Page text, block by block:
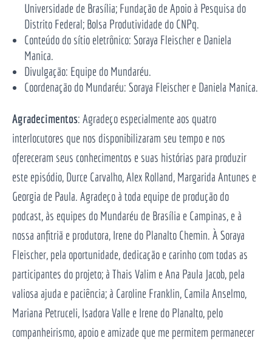
Universidade de Brasília; Fundação de Apoio à Pesquisa do
Distrito Federal; Bolsa Produtividade do CNPq.
Conteúdo do sítio eletrônico: Soraya Fleischer e Daniela
Manica.
Divulgação: Equipe do Mundaréu.
Coordenação do Mundaréu: Soraya Fleischer e Daniela Manica.
Agradecimentos: Agradeço especialmente aos quatro
interlocutores que nos disponibilizaram seu tempo e nos
ofereceram seus conhecimentos e suas histórias para produzir
este episódio, Durce Carvalho, Alex Rolland, Margarida Antunes e
Georgia de Paula. Agradeço à toda equipe de produção do
podcast, às equipes do Mundaréu de Brasília e Campinas, e à
nossa anfitriã e produtora, Irene do Planalto Chemin. À Soraya
Fleischer, pela oportunidade, dedicação e carinho com todas as
participantes do projeto; à Thais Valim e Ana Paula Jacob, pela
valiosa ajuda e paciência; à Caroline Franklin, Camila Anselmo,
Mariana Petruceli, Isadora Valle e Irene do Planalto, pelo
companheirismo, apoio e amizade que me permitem permanecer